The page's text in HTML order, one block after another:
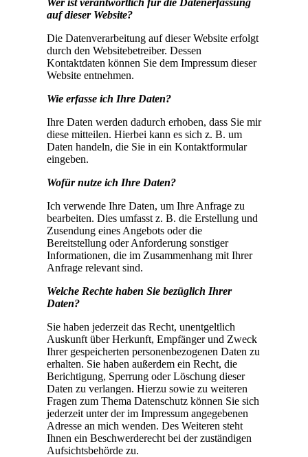
auf dieser Website?
Die Datenverarbeitung auf dieser Website erfolgt
durch den Websitebetreiber. Dessen
Kontaktdaten können Sie dem Impressum dieser
Website entnehmen.
Wie erfasse ich Ihre Daten?
Ihre Daten werden dadurch erhoben, dass Sie mir
diese mitteilen. Hierbei kann es sich z. B. um
Daten handeln, die Sie in ein Kontaktformular
eingeben.
Wofür nutze ich Ihre Daten?
Ich verwende Ihre Daten, um Ihre Anfrage zu
bearbeiten. Dies umfasst z. B. die Erstellung und
Zusendung eines Angebots oder die
Bereitstellung oder Anforderung sonstiger
Informationen, die im Zusammenhang mit Ihrer
Anfrage relevant sind.
Welche Rechte haben Sie bezüglich Ihrer
Daten?
Sie haben jederzeit das Recht, unentgeltlich
Auskunft über Herkunft, Empfänger und Zweck
Ihrer gespeicherten personenbezogenen Daten zu
erhalten. Sie haben außerdem ein Recht, die
Berichtigung, Sperrung oder Löschung dieser
Daten zu verlangen. Hierzu sowie zu weiteren
Fragen zum Thema Datenschutz können Sie sich
jederzeit unter der im Impressum angegebenen
Adresse an mich wenden. Des Weiteren steht
Ihnen ein Beschwerderecht bei der zuständigen
Aufsichtsbehörde zu.